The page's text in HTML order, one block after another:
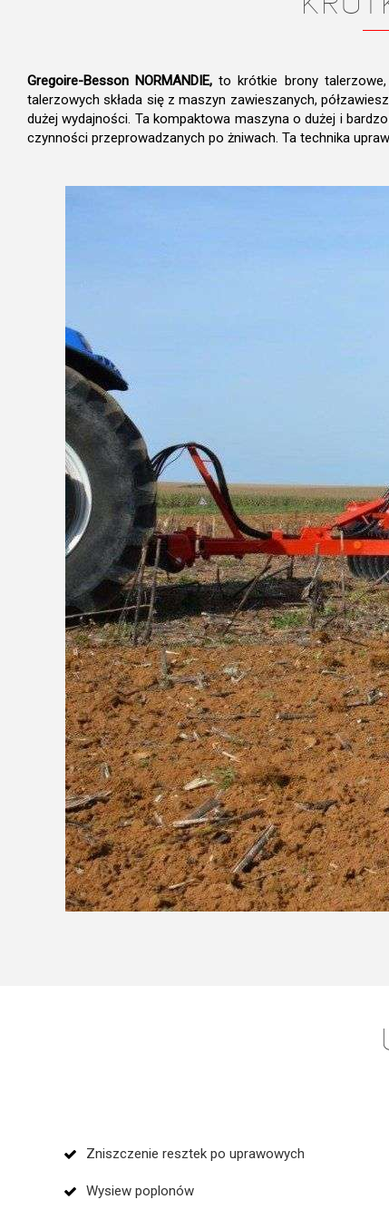
Gregoire-Besson NORMANDIE, to krótkie brony
talerzowych składa się z maszyn zawieszanych,
dużej wydajności. Ta kompaktowa maszyna o dużej i
czynności przeprowadzanych po żniwach. Ta technika
Zniszczenie resztek po uprawowych
Wysiew poplonów